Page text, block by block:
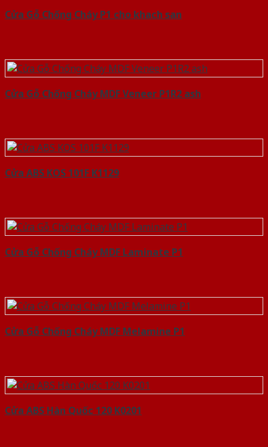
Cửa Gỗ Chống Cháy P1 cho khach san
Cửa Gỗ Chống Cháy MDF Veneer P1R2 ash
Cửa ABS KOS 101F K1129
Cửa Gỗ Chống Cháy MDF Laminate P1
Cửa Gỗ Chống Cháy MDF Melamine P1
Cửa ABS Hàn Quốc 120 K0201